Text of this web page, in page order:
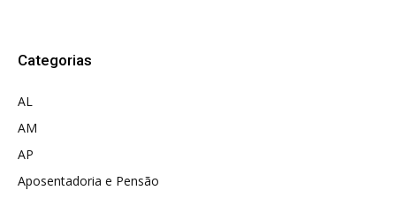
Categorias
AL
AM
AP
Aposentadoria e Pensão